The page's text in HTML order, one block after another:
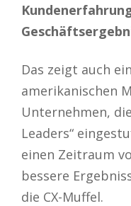
Das zeigt auch
amerikanischen
Unternehmen,
Leaders“
einen Zeitraum
bessere
die CX-Muffel.